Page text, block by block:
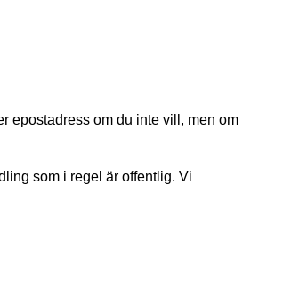
epostadress om du inte vill, men om
som i regel är offentlig. Vi